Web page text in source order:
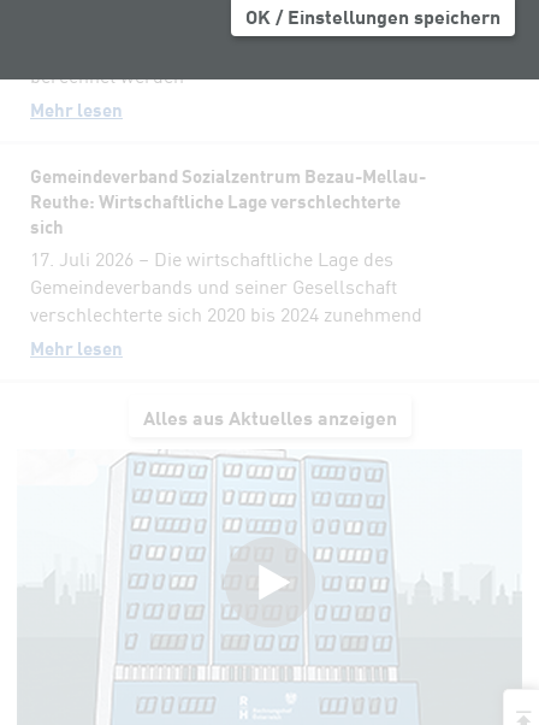
OK / Einstellungen speichern
17. Juli 2026 – Wasserversorgungsabgaben
berechnet werden
Mehr lesen
Gemeindeverband Sozialzentrum Bezau-Mellau-
Reuthe: Wirtschaftliche Lage verschlechterte
sich
17. Juli 2026 – Die wirtschaftliche Lage des
Gemeindeverbands und seiner Gesellschaft
verschlechterte sich 2020 bis 2024 zunehmend
Mehr lesen
Alles aus Aktuelles anzeigen